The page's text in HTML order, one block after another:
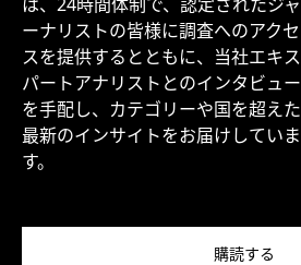
ーナリストの皆様に調査へのアクセ
スを提供するとともに、当社エキス
パートアナリストとのインタビュー
を手配し、カテゴリーや国を超えた
最新のインサイトをお届けしていま
す。
購読する